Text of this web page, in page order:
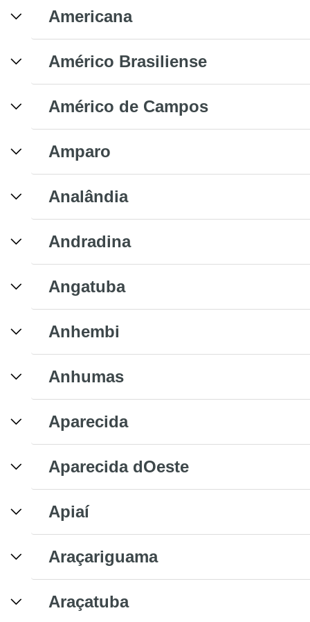
Americana
Américo Brasiliense
Américo de Campos
Amparo
Analândia
Andradina
Angatuba
Anhembi
Anhumas
Aparecida
Aparecida dOeste
Apiaí
Araçariguama
Araçatuba